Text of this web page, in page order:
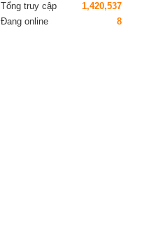
Tổng truy cập
1,420,537
Đang online
8